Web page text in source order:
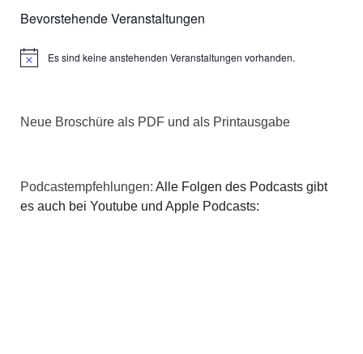
Bevorstehende Veranstaltungen
HinweisEs sind keine anstehenden Veranstaltungen vorhanden.
Neue Broschüre als PDF und als Printausgabe
Podcastempfehlungen: Alle Folgen des Podcasts gibt
es auch bei Youtube und Apple Podcasts: